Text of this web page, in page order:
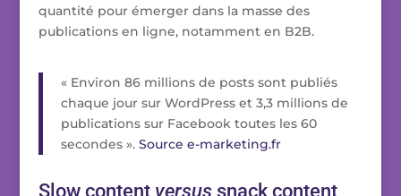
quantité pour émerger dans la masse des
publications en ligne, notamment en B2B.
« Environ 86 millions de posts sont publiés
chaque jour sur WordPress et 3,3 millions de
publications sur Facebook toutes les 60
secondes ». Source e-marketing.fr
Slow content versussnack content